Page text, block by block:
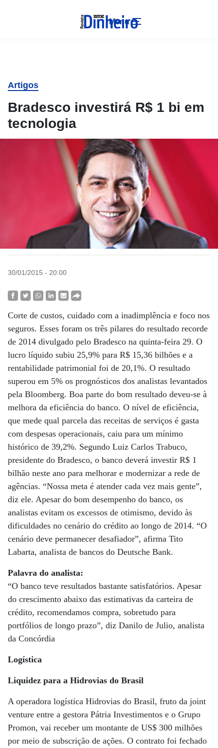
Menu
Artigos
Bradesco investirá R$ 1 bi em
tecnologia
30/01/2015 - 20:00
Corte de custos, cuidado com a inadimplência e foco nos
seguros. Esses foram os três pilares do resultado recorde
de 2014 divulgado pelo Bradesco na quinta-feira 29. O
lucro líquido subiu 25,9% para R$ 15,36 bilhões e a
rentabilidade patrimonial foi de 20,1%. O resultado
superou em 5% os prognósticos dos analistas levantados
pela Bloomberg. Boa parte do bom resultado deveu-se à
melhora da eficiência do banco. O nível de eficiência,
que mede qual parcela das receitas de serviços é gasta
com despesas operacionais, caiu para um mínimo
histórico de 39,2%. Segundo Luiz Carlos Trabuco,
presidente do Bradesco, o banco deverá investir R$ 1
bilhão neste ano para melhorar e modernizar a rede de
agências. “Nossa meta é atender cada vez mais gente”,
diz ele. Apesar do bom desempenho do banco, os
analistas evitam os excessos de otimismo, devido às
dificuldades no cenário do crédito ao longo de 2014. “O
cenário deve permanecer desafiador”, afirma Tito
Labarta, analista de bancos do Deutsche Bank.
Palavra do analista:
“O banco teve resultados bastante satisfatórios. Apesar
do crescimento abaixo das estimativas da carteira de
crédito, recomendamos compra, sobretudo para
portfólios de longo prazo”, diz Danilo de Julio, analista
da Concórdia
Logística
Liquidez para a Hidrovias do Brasil
A operadora logística Hidrovias do Brasil, fruto da joint
venture entre a gestora Pátria Investimentos e o Grupo
Promon, vai receber um montante de US$ 300 milhões
por meio de subscrição de ações. O contrato foi fechado